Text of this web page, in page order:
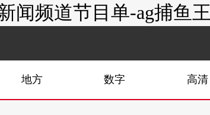
闻频道节目单-ag捕鱼王
地方 数字 高清